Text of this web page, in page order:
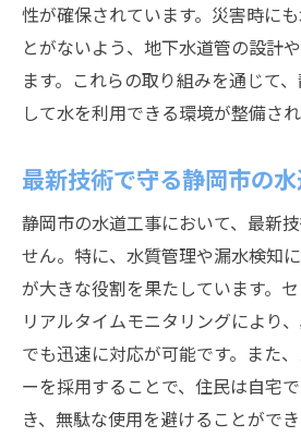
性が確保されています。災害時に
とがないよう、地下水道管の設計
ます。これらの取り組みを通じて
して水を利用できる環境が整備され
最新技術で守る静岡市の
静岡市の水道工事において、最新
せん。特に、水質管理や漏水検知
が大きな役割を果たしています。
リアルタイムモニタリングにより
でも迅速に対応が可能です。また
ーを採用することで、住民は自宅
き、無駄な使用を避けることがで